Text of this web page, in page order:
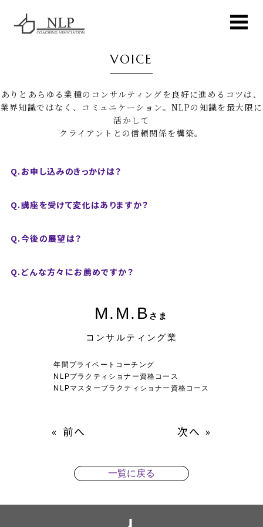
VOICE
ありとあらゆる業種のコンサルティングを良好に進めるコツは、
業界知識ではなく、コミュニケーション。NLPの知識を最大限に
活かして
クライアントとの信頼関係を構築。
Q.お申し込みのきっかけは？
Q.講座を受けて変化はありますか？
Q.今後の展望は？
Q.どんな方々にお薦めですか？
M.M.B さま
コンサルティング業
年間プライベートコーチング
NLPプラクティショナー資格コース
NLPマスタープラクティショナー資格コース
« 前へ 次へ »
一覧に戻る